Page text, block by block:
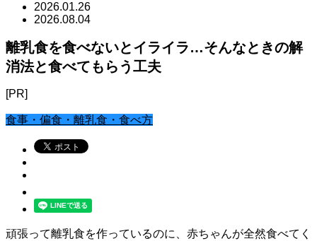
2026.01.26
2026.08.04
離乳食を食べないとイライラ…そんなときの解
消法と食べてもらう工夫
[PR]
食事・偏食・離乳食・食べ方
頑張って離乳食を作っているのに、赤ちゃんが全然食べてく